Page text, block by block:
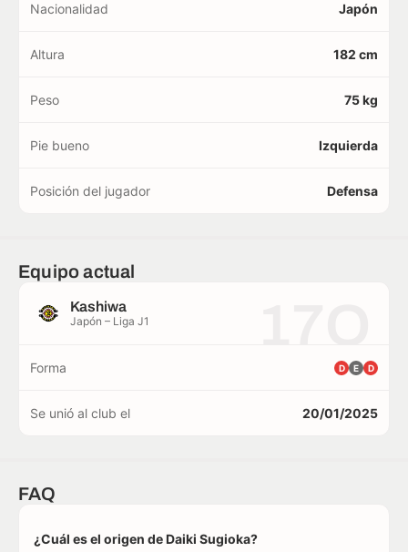
Nacionalidad Japón
Altura 182 cm
Peso 75 kg
Pie bueno Izquierda
Posición del jugador Defensa
Equipo actual
Kashiwa
Japón – Liga J1
Forma D E D
Se unió al club el 20/01/2025
FAQ
¿Cuál es el origen de Daiki Sugioka?